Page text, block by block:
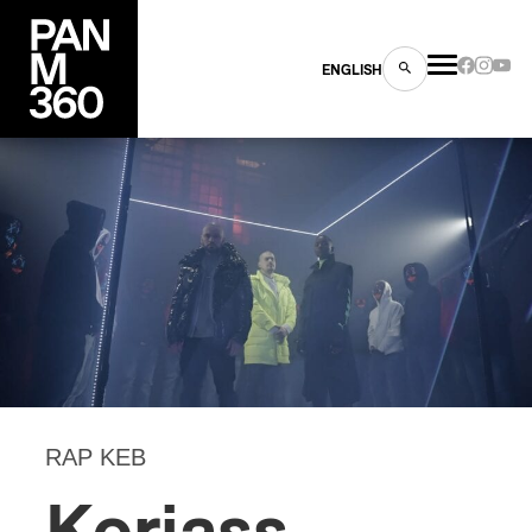
ENGLISH
RAP KEB